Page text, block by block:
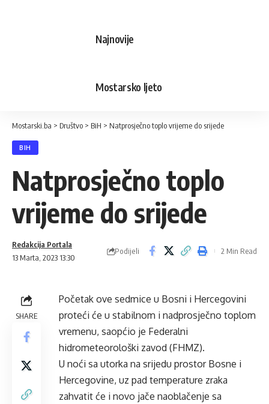
Najnovije
Mostarsko ljeto
Mostarski.ba > Društvo > BiH > Natprosječno toplo vrijeme do srijede
BIH
Natprosječno toplo
vrijeme do srijede
13 Marta, 2023 13:30
Redakcija Portala
Podijeli 2 Min Read
SHARE
Početak ove sedmice u Bosni i Hercegovini
proteći će u stabilnom i nadprosječno toplom
vremenu, saopćio je Federalni
hidrometeorološki zavod (FHMZ).
U noći sa utorka na srijedu prostor Bosne i
Hercegovine, uz pad temperature zraka
zahvatit će i novo jače naoblačenje sa